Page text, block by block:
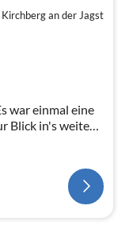
an der Jagst
war einmal eine